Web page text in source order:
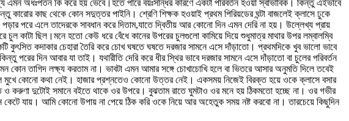
অধঃপতন কি করে হয় ভেবে।হতে পারে বয়ঃসন্ধির কারণে একটা পরিবর্তন হওয়া স্বাভাবিক। কিন্তু এইভাবে
কাছ থেকে কোন সদুত্তর পাইনি। শ্রেণি শিক্ষক হওয়াই প্রথম পিরিয়ডের ঘন্টা বাজলেই ক্লাসে ঢুকে
পরে এলে তাদেরকে সাবধান করে দিতাম,যাতে দ্বিতীয় আর কোনো দিন এমন দেরি না হয়। উল্লেখ্য প্রায়
কাটা ছিল।মনে হতো কেউ ধরে বেঁধে কানের উপরের চুলগুলো কামিয়ে দিয়ে শুধুমাত্র মাথার উপর লম্বালম্বি
কুৎসিত কদাকার চেহারা তৈরি করে চোখ ঘষতে ঘষতে দরজার সামনে এসে দাঁড়াতো। প্রথমদিকে খুব ভালো ভাবে
দিন আবার যা তাই। যথারীতি দেরি করে ধীর স্থির ভাবে দরজার সামনে এসে দাঁড়াতো বা চুলের পরিবর্তন
তাগিদ লক্ষ্য করতাম না। ভাবটা এমন আমার সঙ্গে চোখাচোখি হলে বা ভিতরে আসার অনুমতি দিলে তবেই
মুখে কোনো কথা নেই। হাজার প্রশ্নতেও কোনো উত্তর নেই। একসময় নিজেই বিরক্ত হয়ে ওকে ক্লাসে বসার
ও করুণা দুটোই সমানে বইতে থাকে ওর উপরে। বুঝতাম রাতে ঘুমটাও ওর মনে হয় ঠিকমতো হচ্ছে না। ওর গভীর
কেটে যায়। আমি কোনো উপায় না পেয়ে ঠিক করি ওকে নিয়ে আর অহেতুক সময় নষ্ট করবো না। তারচেয়ে কিছুদিন